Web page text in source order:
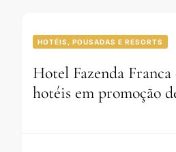
HOTÉIS, POUSADAS E RESORTS
Hotel Fazenda
hotéis em promoção